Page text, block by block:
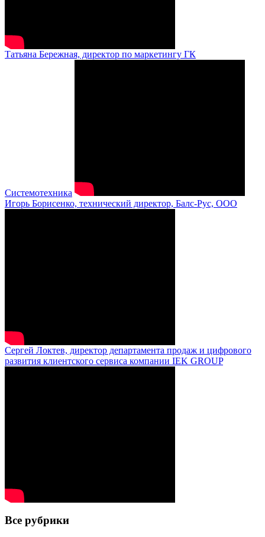
Татьяна Бережная, директор по маркетингу ГК
Системотехника
Игорь Борисенко, технический директор, Балс-Рус, ООО
Сергей Локтев, директор департамента продаж и цифрового
развития клиентского сервиса компании IEK GROUP
Все рубрики